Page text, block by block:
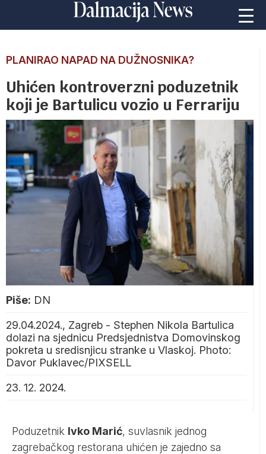
PLANIRAO NAPAD NA DUŽNOSNIKA?
Uhićen kontroverzni poduzetnik
koji je Bartulicu vozio u Ferrariju
Piše: DN
29.04.2024., Zagreb - Stephen Nikola Bartulica
dolazi na sjednicu Predsjednistva Domovinskog
pokreta u sredisnjicu stranke u Vlaskoj. Photo:
Davor Puklavec/PIXSELL
23. 12. 2024.
Poduzetnik Ivko Marić, suvlasnik jednog
zagrebačkog restorana uhićen je zajedno sa